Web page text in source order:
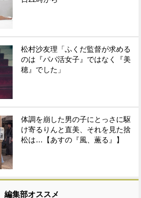
松村沙友理「ふくだ監督が求める
のは『パパ活女子』ではなく『美
穂』でした」
体調を崩した男の子にとっさに駆
け寄るりんと直美、それを見た捨
松は…【あすの『風、薫る』】
編集部オススメ